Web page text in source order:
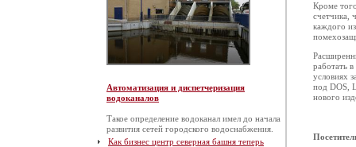
Автоматизация и диспетчеризация
водоканалов
Такое определение водоканал имел до начала
развития сетей городского водоснабжения.
Как бизнес центр северная башня теперь
Кроме
счетчика,
каждого
работать
условиях
под DOS,
нового